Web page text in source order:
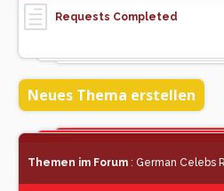
Requests Completed
Neues Thema erstellen
Themen im Forum : German Celebs